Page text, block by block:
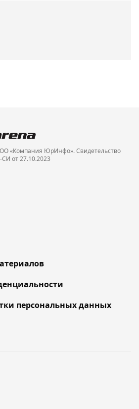
«Компания ЮрИнфо». Cвидетельство
от 27.10.2023
персональных данных